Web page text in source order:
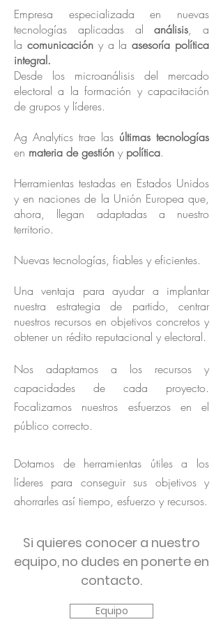
Empresa especializada en nuevas
tecnologías aplicadas alanálisis, a
la comunicacióny a laasesoría política
integral.
Desde los microanálisis del mercado
electoral a la formación y capacitación
de grupos y líderes.
Ag Analytics trae las últimas tecnologías
en materia de gestión y política.
Herramientas testadas en Estados Unidos
y en naciones de la Unión Europea que,
ahora, llegan adaptadas a nuestro
territorio.
Nuevas tecnologías, fiables y eficientes.
Una ventaja para ayudar a implantar
nuestra estrategia de partido, centrar
nuestros recursos en objetivos concretos y
obtener un rédito reputacional y electoral.
Nos adaptamos a los recursos y
capacidades de cada proyecto.
Focalizamos nuestros esfuerzos en el
público correcto.
Dotamos de herramientas útiles a los
líderes para conseguir sus objetivos y
ahorrarles así tiempo, esfuerzo y recursos.
Si quieres conocer a nuestro
equipo, no dudes en ponerte en
contacto.
Equipo